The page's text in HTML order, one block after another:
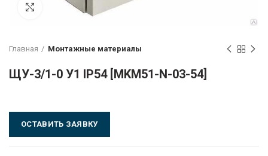
Click to enlarge
Главная Монтажные материалы
ЩУ-3/1-0 У1 IP54 [MKM51-N-03-54]
ОСТАВИТЬ ЗАЯВКУ